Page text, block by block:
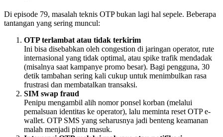
Di episode 79, masalah teknis OTP bukan lagi hal sepele. Beberapa
tantangan yang sering muncul:
OTP terlambat atau tidak terkirim
Ini bisa disebabkan oleh congestion di jaringan operator, rute
internasional yang tidak optimal, atau spike trafik mendadak
(misalnya saat kampanye promo besar). Bagi pengguna, 30
detik tambahan sering kali cukup untuk menimbulkan rasa
frustrasi dan membatalkan transaksi.
SIM swap fraud
Penipu mengambil alih nomor ponsel korban (melalui
pemalsuan identitas ke operator), lalu meminta reset OTP e-
wallet. OTP SMS yang seharusnya jadi benteng keamanan
malah menjadi pintu masuk.